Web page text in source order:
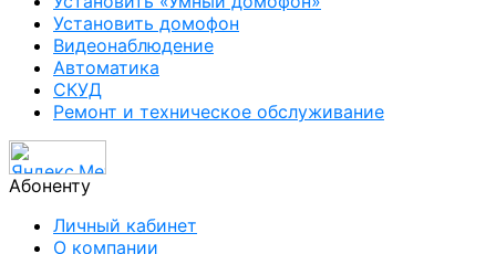
Установить домофон
Видеонаблюдение
Автоматика
СКУД
Ремонт и техническое обслуживание
Абоненту
Личный кабинет
О компании